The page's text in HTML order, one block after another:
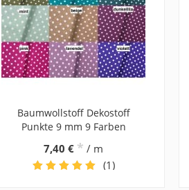
Baumwollstoff Dekostoff
Punkte 9 mm 9 Farben
7,40 € * / m
(1)